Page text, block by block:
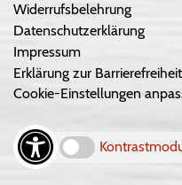
Widerrufsbelehrung
Datenschutzerklärung
Impressum
Erklärung zur Barrierefreiheit
Cookie-Einstellungen